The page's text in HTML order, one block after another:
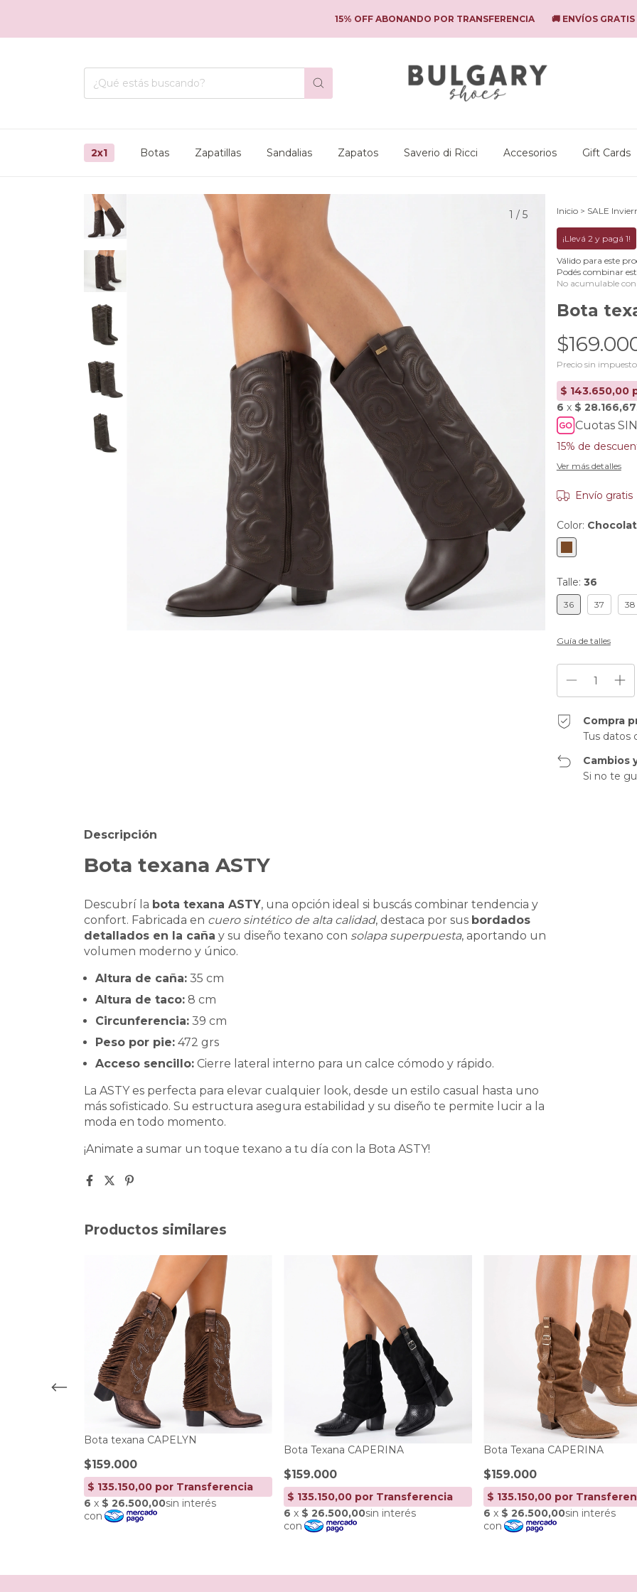
15% OFF ABONANDO POR TRANSFERENCIA 🚚 ENVÍOS GRATIS
2x1 Botas Zapatillas Sandalias Zapatos Saverio di Ricci Accesorios Gift Cards
1 / 5 Inicio > SALE
¡Llevá 2 y pagá 1!
Válido para este
Podés combinar
No acumulable
Bota
Precio sin
Cuotas
15% de
Ver más detalles
Envío gratis
Color:
Talle: 36
36 37 38
Guía de talles
Compra
Tus datos
Cambios
Si no te
Descripción
Bota texana ASTY
Descubrí la bota texana ASTY, una opción ideal si buscás combinar tendencia y
confort. Fabricada en cuero sintético de alta calidad, destaca por sus bordados
detallados en la caña y su diseño texano con solapa superpuesta, aportando un
volumen moderno y único.
Altura de caña: 35 cm
Altura de taco: 8 cm
Circunferencia: 39 cm
Peso por pie: 472 grs
Acceso sencillo: Cierre lateral interno para un calce cómodo y rápido.
La ASTY es perfecta para elevar cualquier look, desde un estilo casual hasta uno
más sofisticado. Su estructura asegura estabilidad y su diseño te permite lucir a la
moda en todo momento.
¡Animate a sumar un toque texano a tu día con la Bota ASTY!
Productos similares
Bota texana CAPELYN
$159.000
Bota Texana CAPERINA
$159.000
Bota Texana CAPERINA
$159.000